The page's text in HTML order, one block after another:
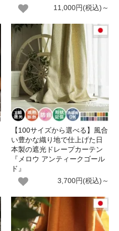
11,000円(税込)～
【100サイズから選べる】風合
い豊かな織り地で仕上げた日
本製の遮光ドレープカーテン
『メロウ アンティークゴール
ド』
3,700円(税込)～